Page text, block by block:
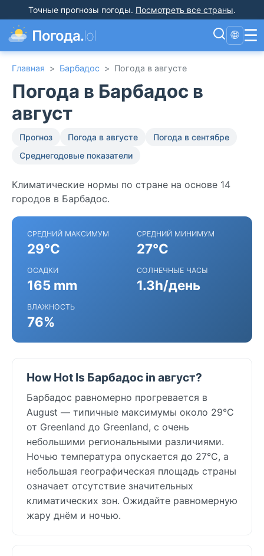
Точные прогнозы погоды. Посмотреть все страны.
Погода.lol 🌐 ☰
Главная > Барбадос > Погода в августе
Погода в Барбадос в
август
Прогноз Погода в августе
Погода в сентябре
Среднегодовые показатели
Климатические нормы по стране на основе 14
городов в Барбадос.
СРЕДНИЙ МАКСИМУМ
29°C
СРЕДНИЙ МИНИМУМ
27°C
ОСАДКИ
165 mm
СОЛНЕЧНЫЕ ЧАСЫ
1.3h/день
ВЛАЖНОСТЬ
76%
How Hot Is Барбадос in август?
Барбадос равномерно прогревается в
August — типичные максимумы около 29°C
от Greenland до Greenland, с очень
небольшими региональными различиями.
Ночью температура опускается до 27°C, а
небольшая географическая площадь страны
означает отсутствие значительных
климатических зон. Ожидайте равномерную
жару днём и ночью.